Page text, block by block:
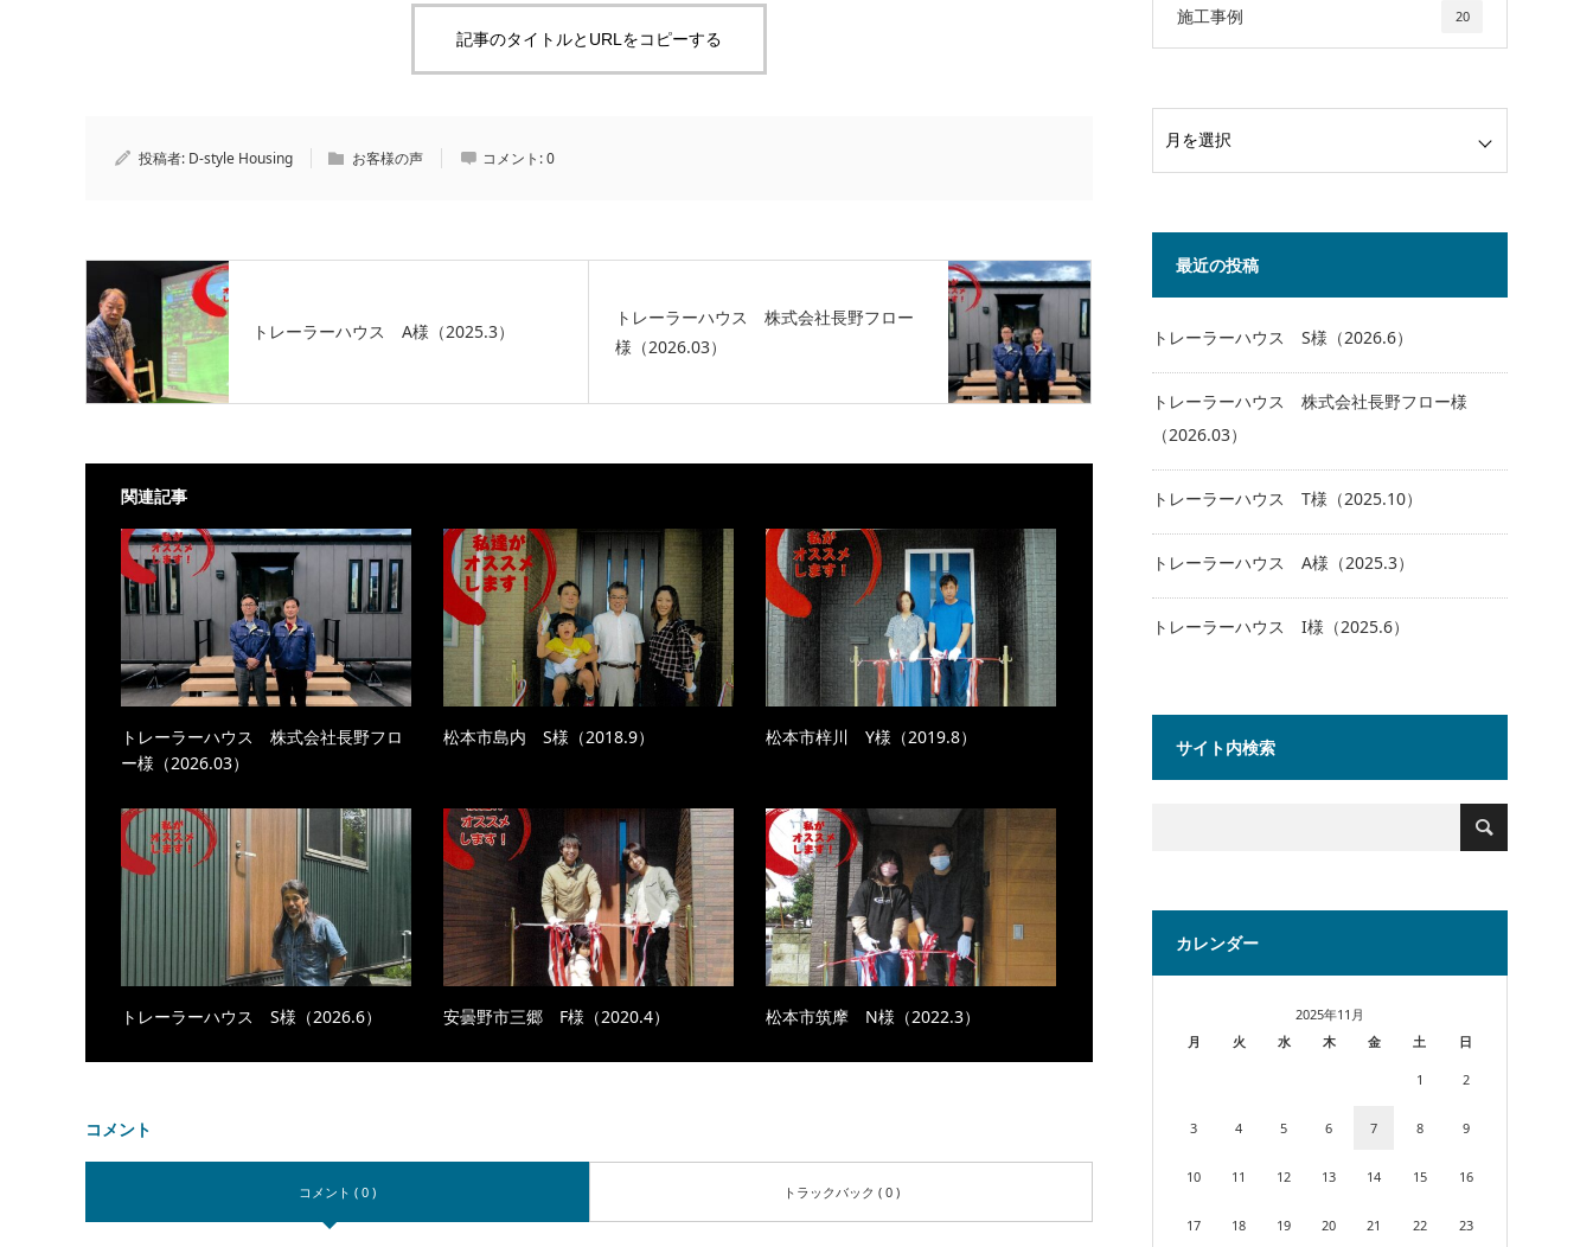
記事のタイトルとURLをコピーする
投稿者: D-style Housing お客様の声 コメント:0
トレーラーハウス A様（2025.3）
トレーラーハウス 株式会社長野フロー
様（2026.03）
関連記事
トレーラーハウス 株式会社長野フロ
ー様（2026.03）
松本市島内 S様（2018.9） 松本市梓川 Y様（2019.8）
トレーラーハウス S様（2026.6） 安曇野市三郷 F様（2020.4） 松本市筑摩 N様（2022.3）
コメント
コメント ( 0 ) トラックバック ( 0 )
施工事例 20
最近の投稿
トレーラーハウス S様（2026.6）
トレーラーハウス 株式会社長野フロー様
（2026.03）
トレーラーハウス T様（2025.10）
トレーラーハウス A様（2025.3）
トレーラーハウス I様（2025.6）
サイト内検索
カレンダー
2025年11月
月
火 水 木 金 土 日
1 2
3 4 5 6 7 8 9
10 11 12 13 14 15 16
17 18 19 20 21 22 23